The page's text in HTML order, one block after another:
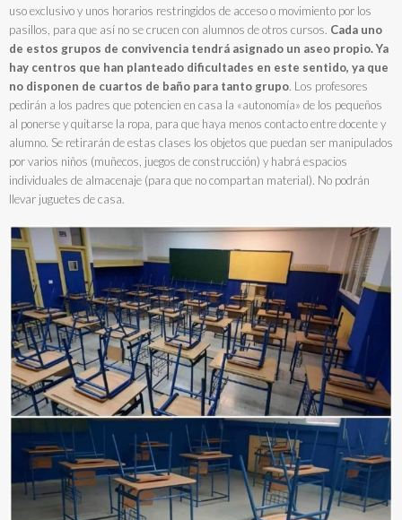
uso exclusivo y unos horarios restringidos de acceso o movimiento por los
pasillos, para que así no se crucen con alumnos de otros cursos. Cada uno
de estos grupos de convivencia tendrá asignado un aseo propio. Ya
hay centros que han planteado dificultades en este sentido, ya que
no disponen de cuartos de baño para tanto grupo. Los profesores
pedirán a los padres que potencien en casa la «autonomía» de los pequeños
al ponerse y quitarse la ropa, para que haya menos contacto entre docente y
alumno. Se retirarán de estas clases los objetos que puedan ser manipulados
por varios niños (muñecos, juegos de construcción) y habrá espacios
individuales de almacenaje (para que no compartan material). No podrán
llevar juguetes de casa.